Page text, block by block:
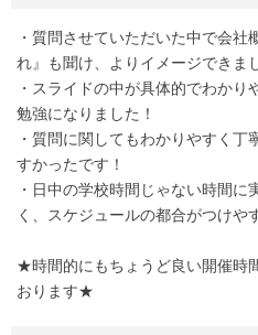
・質問させていただいた中で会
れ』も聞け、よりイメージできま
・スライドの中が具体的でわか
勉強になりました！
・質問に関してもわかりやすく
すかったです！
・日中の学校時間じゃない時間
く、スケジュールの都合がつけや
★時間的にもちょうど良い開催時
おります★